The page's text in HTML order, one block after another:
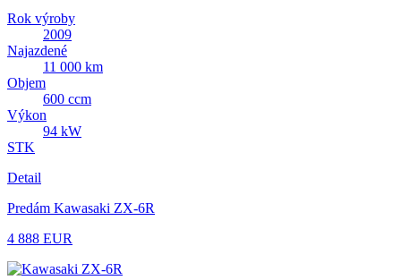
Rok výroby
2009
Najazdené
11 000 km
Objem
600 ccm
Výkon
94 kW
STK
Detail
Predám Kawasaki ZX-6R
4 888 EUR